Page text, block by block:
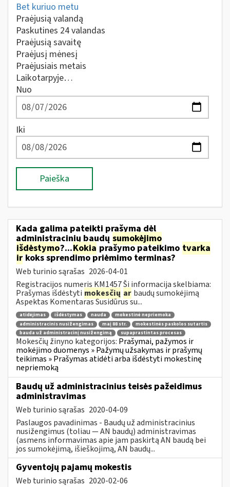
Bet kuriuo metu
Praėjusią valandą
Paskutines 24 valandas
Praėjusią savaitę
Praėjusį mėnesį
Praėjusiais metais
Laikotarpyje…
Nuo
Iki
Paieška
Kada galima pateikti prašymą dėl
administracinių baudų sumokėjimo
išdėstymo?...Kokia prašymo pateikimo tvarka
irkoks sprendimo priėmimo terminas?
Web turinio sąrašas 2026-04-01
Registracijos numeris KM1457 Ši informacija skelbiama:
Prašymas išdėstyti mokesčių ar baudų sumokėjimą
Aspektas Komentaras Susidūrus su...
atidėjimas išdėstymas nauda
mokestinė nepriemoka
administracinis nusižengimas
maį 88 str.
mokestinės paskolos sutartis
bauda už administracinį nusižengimą
supaprastintas procesas
Mokesčių žinyno kategorijos: Prašymai, pažymos ir
mokėjimo duomenys » Pažymų užsakymas ir prašymų
teikimas » Prašymas atidėti arba išdėstyti mokestinę
nepriemoką
Baudų už administracinius teisės pažeidimus
administravimas
Web turinio sąrašas 2020-04-09
Paslaugos pavadinimas - Baudų už administracinius
nusižengimus (toliau — AN baudų) administravimas
(asmens informavimas apie jam paskirtą AN baudą bei
jos sumokėjimą, išieškojimą, AN baudų...
Gyventojų pajamų mokestis
Web turinio sąrašas 2020-02-06